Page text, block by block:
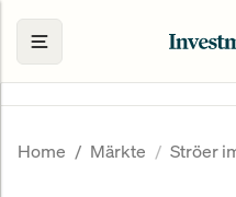
Home Märkte Ströer